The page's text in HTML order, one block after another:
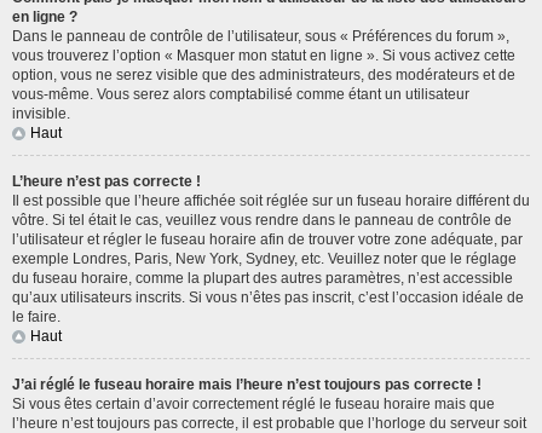
en ligne ?
Dans le panneau de contrôle de l’utilisateur, sous « Préférences du forum »,
vous trouverez l’option « Masquer mon statut en ligne ». Si vous activez cette
option, vous ne serez visible que des administrateurs, des modérateurs et de
vous-même. Vous serez alors comptabilisé comme étant un utilisateur
invisible.
Haut
L’heure n’est pas correcte !
Il est possible que l’heure affichée soit réglée sur un fuseau horaire différent du
vôtre. Si tel était le cas, veuillez vous rendre dans le panneau de contrôle de
l’utilisateur et régler le fuseau horaire afin de trouver votre zone adéquate, par
exemple Londres, Paris, New York, Sydney, etc. Veuillez noter que le réglage
du fuseau horaire, comme la plupart des autres paramètres, n’est accessible
qu’aux utilisateurs inscrits. Si vous n’êtes pas inscrit, c’est l’occasion idéale de
le faire.
Haut
J’ai réglé le fuseau horaire mais l’heure n’est toujours pas correcte !
Si vous êtes certain d’avoir correctement réglé le fuseau horaire mais que
l’heure n’est toujours pas correcte, il est probable que l’horloge du serveur soit